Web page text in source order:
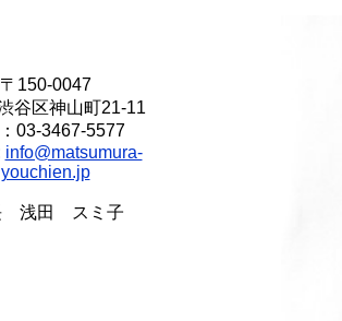
〒150-0047
谷区神山町21-11
03-3467-5577
info@matsumura-
youchien.jp
浅田 スミ子